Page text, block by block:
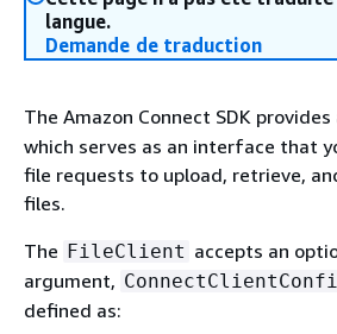
langue.
Demande de traduction
The Amazon Connect SDK provides
which serves as an interface that
file requests to upload, retrieve,
files.
The FileClient accepts an
argument,
defined as: